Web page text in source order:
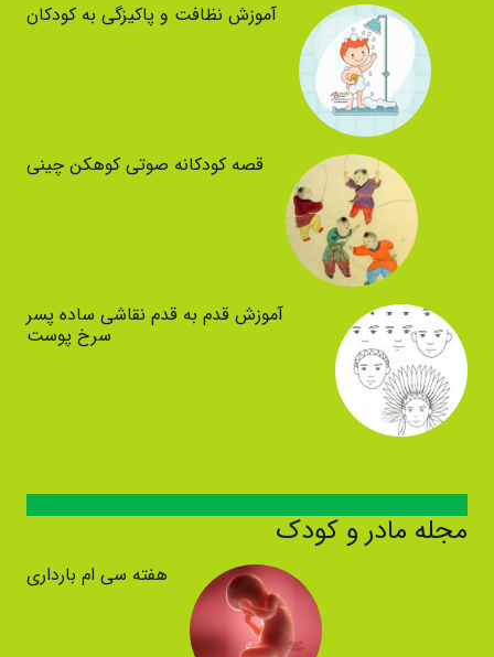
آموزش نظافت و پاکیزگی به کودکان
قصه کودکانه صوتی کوهکن چینی
آموزش قدم به قدم نقاشی ساده پسر
سرخ پوست
مجله مادر و کودک
هفته سی ام بارداری